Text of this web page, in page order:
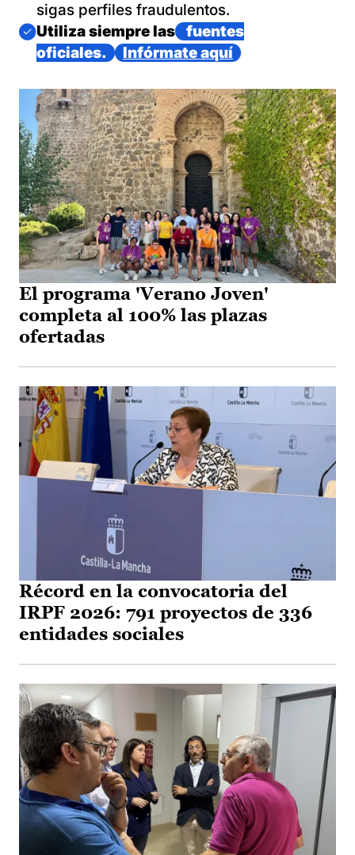
sigas perfiles fraudulentos.
Imagen
Utiliza siempre las
fuentes
oficiales.
Infórmate aquí
El programa 'Verano Joven'
completa al 100% las plazas
ofertadas
Récord en la convocatoria del
IRPF 2026: 791 proyectos de 336
entidades sociales